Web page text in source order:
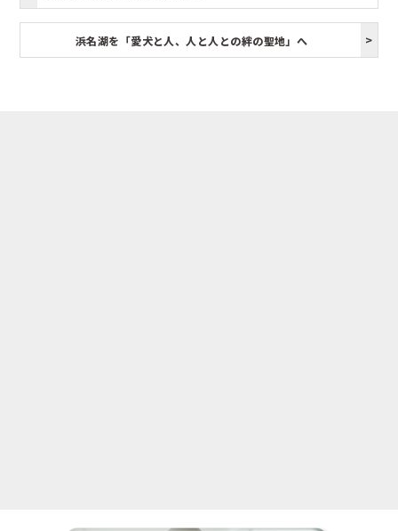
浜名湖を「愛犬と人、人と人との絆の聖地」へ